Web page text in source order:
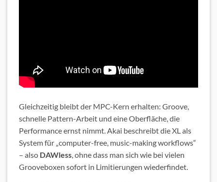
Gleichzeitig bleibt der MPC-Kern erhalten: Groove,
schnelle Pattern-Arbeit und eine Oberfläche, die
Performance ernst nimmt. Akai beschreibt die XL als
System für „computer-free, music-making workflows“
– also DAWless, ohne dass man sich wie bei vielen
Grooveboxen sofort in Limitierungen wiederfindet.